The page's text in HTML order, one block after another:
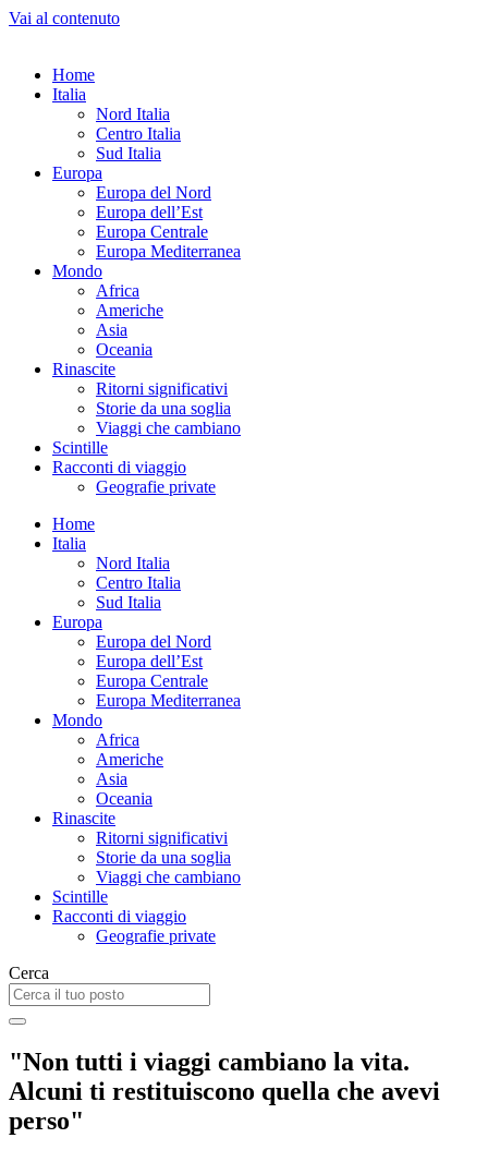
Vai al contenuto
Home
Italia
Nord Italia
Centro Italia
Sud Italia
Europa
Europa del Nord
Europa dell’Est
Europa Centrale
Europa Mediterranea
Mondo
Africa
Americhe
Asia
Oceania
Rinascite
Ritorni significativi
Storie da una soglia
Viaggi che cambiano
Scintille
Racconti di viaggio
Geografie private
Home
Italia
Nord Italia
Centro Italia
Sud Italia
Europa
Europa del Nord
Europa dell’Est
Europa Centrale
Europa Mediterranea
Mondo
Africa
Americhe
Asia
Oceania
Rinascite
Ritorni significativi
Storie da una soglia
Viaggi che cambiano
Scintille
Racconti di viaggio
Geografie private
Cerca
"Non tutti i viaggi cambiano la vita.
Alcuni ti restituiscono quella che avevi
perso"